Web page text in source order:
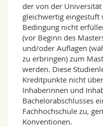
widmet sich die AVL
Werken, Autoren
verschiedenen
dem Stichwort
ausserdem Fragen
Intertextualität und
Vordergrund des
Als Thematologie
Werke und
Verwendung
oder durch die
der von der
gleichwertig eingestuft
Bedingung nicht
(vor Beginn des
und/oder Auflagen
zu erbringen) zum
werden. Diese
Kreditpunkte nicht
Inhaberinnen und
Bachelorabschlusses
Fachhochschule zu,
Konventionen.